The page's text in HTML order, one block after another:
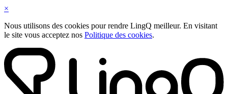
×
Nous utilisons des cookies pour rendre LingQ meilleur. En visitant
le site vous acceptez nos Politique des cookies.